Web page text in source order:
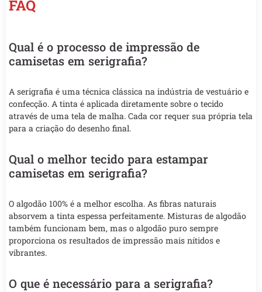
FAQ
Qual é o processo de impressão de
camisetas em serigrafia?
A serigrafia é uma técnica clássica na indústria de vestuário e
confecção. A tinta é aplicada diretamente sobre o tecido
através de uma tela de malha. Cada cor requer sua própria tela
para a criação do desenho final.
Qual o melhor tecido para estampar
camisetas em serigrafia?
O algodão 100% é a melhor escolha. As fibras naturais
absorvem a tinta espessa perfeitamente. Misturas de algodão
também funcionam bem, mas o algodão puro sempre
proporciona os resultados de impressão mais nítidos e
vibrantes.
O que é necessário para a serigrafia?